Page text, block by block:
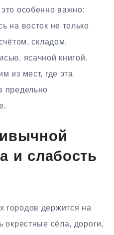
особенно важно:
на восток не только
складом,
ясачной книгой.
из мест, где эта
предельно
и слабость
городов держится на
окрестные сёла, дороги,